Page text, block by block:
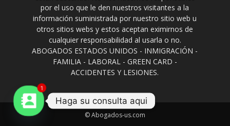
por el uso que le den nuestros visitantes a la
información suministrada por nuestro sitio web u
otros sitios webs y estos aceptan eximirnos de
cualquier responsabilidad al usarla o no.
ABOGADOS ESTADOS UNIDOS - INMIGRACIÓN -
FAMILIA - LABORAL - GREEN CARD -
ACCIDENTES Y LESIONES.
© Abogados-us.com
1
Haga su consulta aqui